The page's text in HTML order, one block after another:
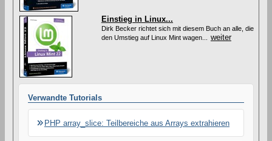
i
e
A
r
t
i
k
e
Einstieg in Linux...
Dirk Becker richtet sich mit diesem Buch an alle, die
den Umstieg auf Linux Mint wagen... weiter
Verwandte Tutorials
PHP array_slice: Teilbereiche aus Arrays extrahieren